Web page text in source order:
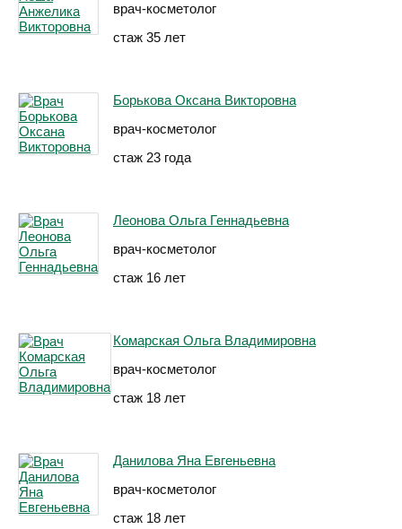
врач-косметолог
стаж 35 лет
Борькова Оксана Викторовна
врач-косметолог
стаж 23 года
Леонова Ольга Геннадьевна
врач-косметолог
стаж 16 лет
Комарская Ольга Владимировна
врач-косметолог
стаж 18 лет
Данилова Яна Евгеньевна
врач-косметолог
стаж 18 лет